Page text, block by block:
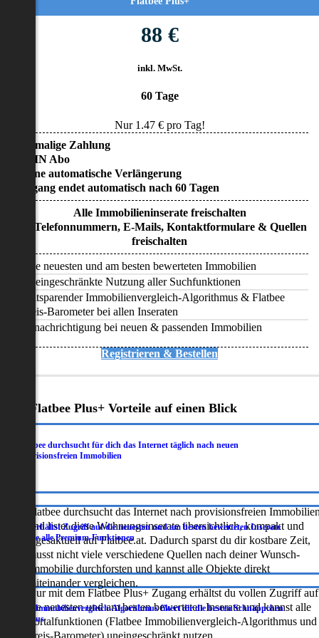
88 €
inkl. MwSt.
60 Tage
Nur 1.47€ pro Tag!
• Einmalige Zahlung
• KEIN Abo
• Keine automatische Verlängerung
• Zugang endet automatisch nach 60 Tagen
Alle Immobilieninserate freischalten
Alle Telefonnummern, E-Mails, Kontaktformulare & Quellen
freischalten
Alle neuesten und am besten bewerteten Immobilien
Uneingeschränkte Nutzung aller Suchfunktionen
Zeitsparender Immobilienvergleich-Algorithmus & Flatbee
Preis-Barometer bei allen Inseraten
Benachrichtigung bei neuen & passenden Immobilien
Registrieren & Bestellen
Flatbee Plus+ Vorteile auf einen Blick
Flatbee durchsucht für dich das Internet täglich nach neuen
provisionsfreien Immobilien
Flatbee durchsucht das Internet nach provisionsfreien
und listet diese Wohnungsinserate übersichtlich, kompakt und
tagesaktuell auf Flatbee.at. Dadurch sparst du dir kostbare Zeit,
musst nicht viele verschiedene Quellen nach deiner Wunsch-
Immobilie durchforsten und kannst alle Objekte direkt
miteinander vergleichen.
Du erhältst Zugriff auf die neuesten und am besten bewerteten Inserate
sowie alle Premium-Funktionen
Nur mit dem Flatbee Plus+ Zugang erhältst du vollen Zugriff auf
die neuesten und am besten bewerteten Inserate und kannst alle
Portalfunktionen (Flatbee Immobilienvergleich-Algorithmus und
Der Immobilienvergleich-Algorithmus filtert dir die besten Schnäppchen
heraus